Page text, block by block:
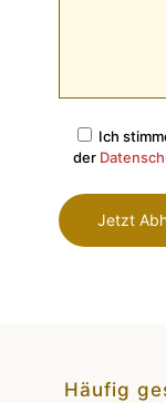
Ich
der
Häufig